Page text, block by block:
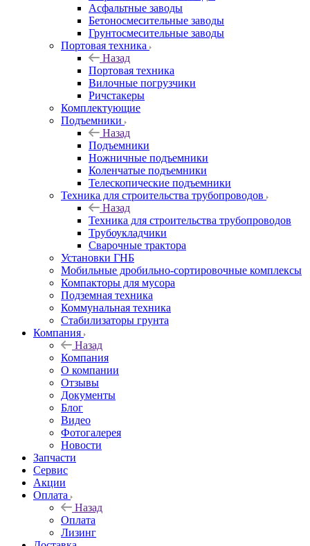
Асфальтные заводы
Бетоносмесительные заводы
Грунтосмесительные заводы
Портовая техника
Назад
Портовая техника
Вилочные погрузчики
Ричстакеры
Комплектующие
Подъемники
Назад
Подъемники
Ножничные подъемники
Коленчатые подъемники
Телескопические подъемники
Техника для строительства трубопроводов
Назад
Техника для строительства трубопроводов
Трубоукладчики
Сварочные трактора
Установки ГНБ
Мобильные дробильно-сортировочные комплексы
Компакторы для мусора
Подземная техника
Коммунальная техника
Стабилизаторы грунта
Компания
Назад
Компания
О компании
Отзывы
Документы
Блог
Видео
Фотогалерея
Новости
Запчасти
Сервис
Акции
Оплата
Назад
Оплата
Лизинг